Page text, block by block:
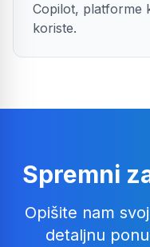
Copilot, platforme
koriste.
Spremni
Opišite nam
detaljnu